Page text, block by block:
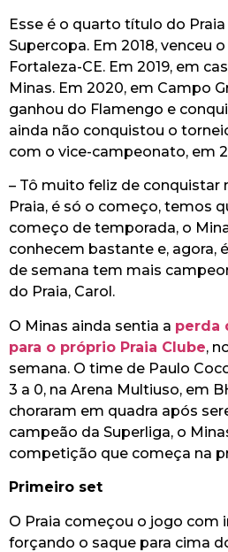
Esse é o quarto título do
Supercopa. Em 2018, venceu
Fortaleza-CE. Em 2019, em
Minas. Em 2020, em Campo
ganhou do Flamengo e
ainda não conquistou o
com o vice-campeonato, em
– Tô muito feliz de conquistar
Praia, é só o começo, temos
começo de temporada, o
conhecem bastante e, agora,
de semana tem mais
do Praia, Carol.
O Minas ainda sentia a perda
para o próprio Praia Clube,
semana. O time de Paulo
3 a 0, na Arena Multiuso, em
choraram em quadra após
campeão da Superliga, o
competição que começa na
Primeiro set
O Praia começou o jogo com
forçando o saque para cima